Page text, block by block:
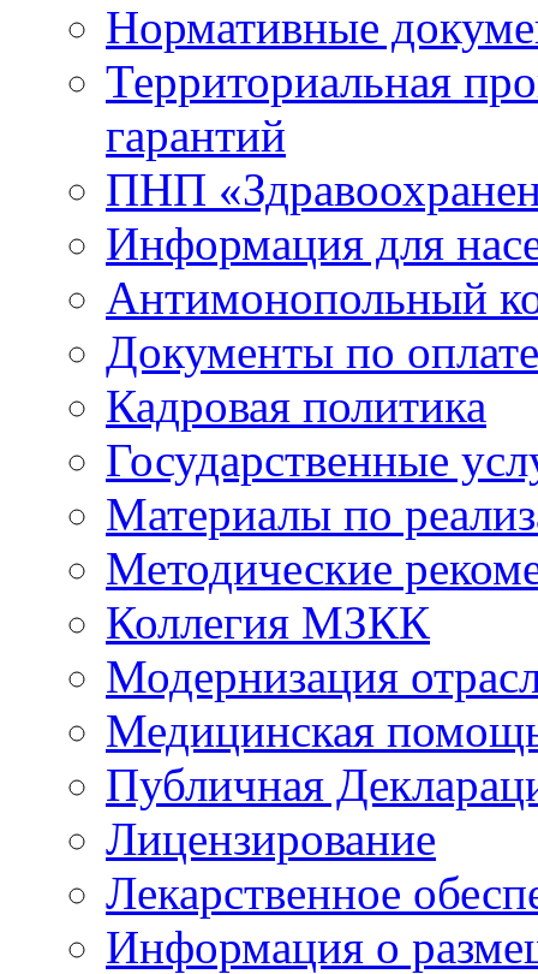
Нормативные
Территориальная
гарантий
ПНП
Информация для
Антимонопольный
Документы по
Кадровая политика
Государственные
Материалы по
Методические
Коллегия МЗКК
Модернизация
Медицинская
Публичная
Лицензирование
Лекарственное
Информация о